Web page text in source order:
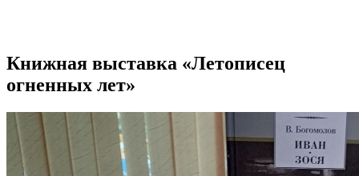
Книжная выставка «Летописец
огненных лет»